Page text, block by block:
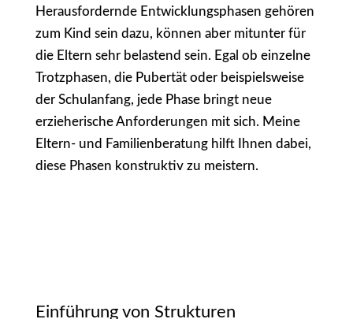
Herausfordernde Entwicklungsphasen gehören
zum Kind sein dazu, können aber mitunter für
die Eltern sehr belastend sein. Egal ob einzelne
Trotzphasen, die Pubertät oder beispielsweise
der Schulanfang, jede Phase bringt neue
erzieherische Anforderungen mit sich. Meine
Eltern- und Familienberatung hilft Ihnen dabei,
diese Phasen konstruktiv zu meistern.
Einführung von Strukturen